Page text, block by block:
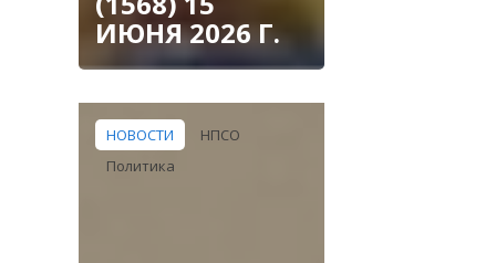
ИЮНЯ 2026 Г.
НОВОСТИ
НПСО
Политика